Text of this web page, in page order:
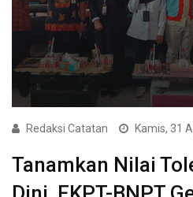
Redaksi Catatan Kamis, 31
Tanamkan Nilai